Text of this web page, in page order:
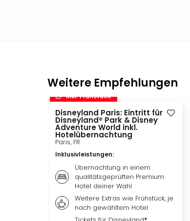
Weitere Empfehlungen
inkl. Frühstück
Disneyland Paris: Eintritt für
Disneyland® Park & Disney
Adventure World inkl.
Hotelübernachtung
Paris, FR
Inklusivleistungen:
Übernachtung in einem
qualitätsgeprüften Premium
Hotel deiner Wahl
Weitere Extras wie Frühstück, je
nach gewähltem Hotel